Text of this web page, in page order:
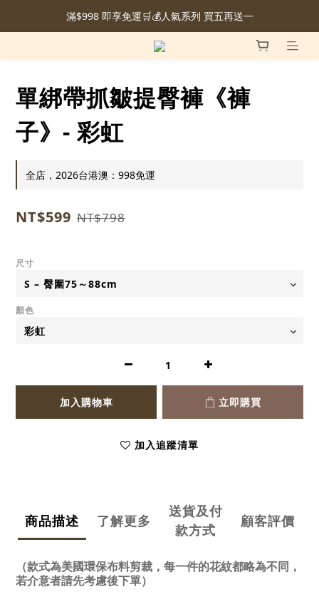
滿$998 即享免運🛒💰人氣系列 買五再送一
單綁帶抓皺提臀褲《褲
子》- 彩虹
全店，2026台港澳：998免運
NT$599 NT$798
尺寸
顏色
加入購物車 立即購買
加入追蹤清單
商品描述 了解更多
送貨及付
款方式
顧客評價
（款式為美國環保布料剪裁，每一件的花紋都略為不同，
若介意者請先考慮後下單）